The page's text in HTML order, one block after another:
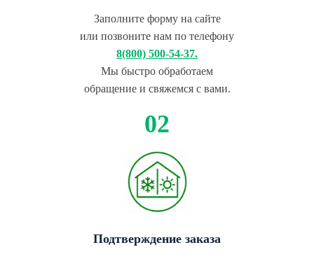
Заполните форму на сайте
или позвоните нам по телефону
8(800) 500-54-37.
Мы быстро обработаем
обращение и свяжемся с вами.
Подтверждение заказа